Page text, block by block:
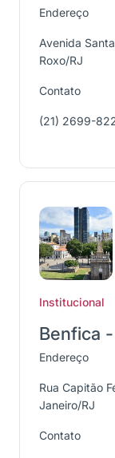
Endereço
Avenida
Roxo/RJ
Contato
(21) 2699-
Institucional
Benfica
Endereço
Rua Capitão
Janeiro/RJ
Contato